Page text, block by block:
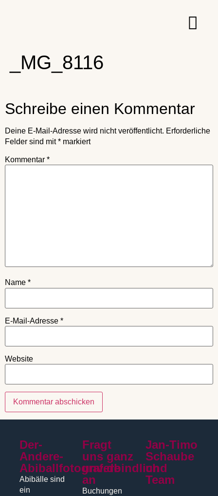
_MG_8116
Schreibe einen Kommentar
Deine E-Mail-Adresse wird nicht veröffentlicht. Erforderliche
Felder sind mit* markiert
Kommentar *
Name *
E-Mail-Adresse *
Website
Der-
Andere-
Abiballfotograf.de
Abibälle sind
ein
Fragt
uns ganz
unverbindlich
an
Buchungen
Jan-Timo
Schaube
und
Team